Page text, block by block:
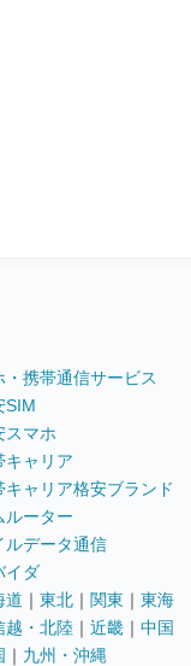
・携帯通信サービス
SIM
スマホ
キャリア
キャリア格安ブランド
ルーター
ルデータ通信
イダ
道 ｜ 東北 ｜ 関東 ｜ 東海
越・北陸 ｜ 近畿 ｜ 中国
｜ 九州・沖縄